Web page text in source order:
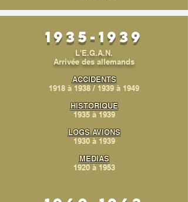
1935-1939
L'E.G.A.N.
Arrivée des allemands
ACCIDENTS
1918 à 1938 / 1939 à 1949
HISTORIQUE
1935 à 1939
LOGS AVIONS
1930 à 1939
MEDIAS
1920 à 1953